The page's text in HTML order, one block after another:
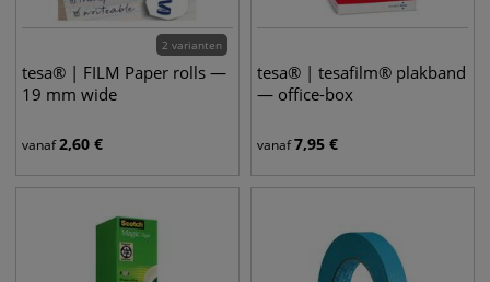
2 varianten
tesa® | FILM Paper rolls —
19 mm wide
vanaf2,60 €
tesa® | tesafilm® plakband
— office-box
vanaf7,95 €